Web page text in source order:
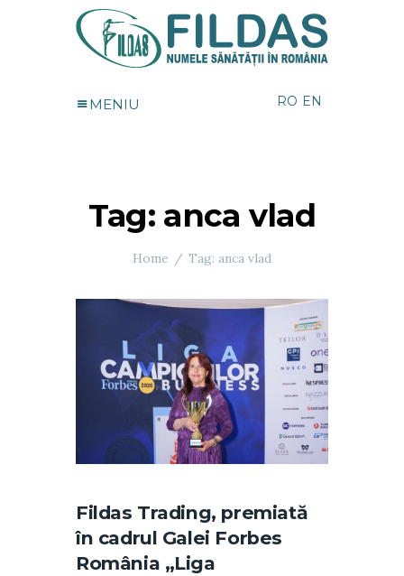
MENIU RO EN
Tag: anca vlad
Home Tag: anca vlad
Fildas Trading, premiată
în cadrul Galei Forbes
România „Liga